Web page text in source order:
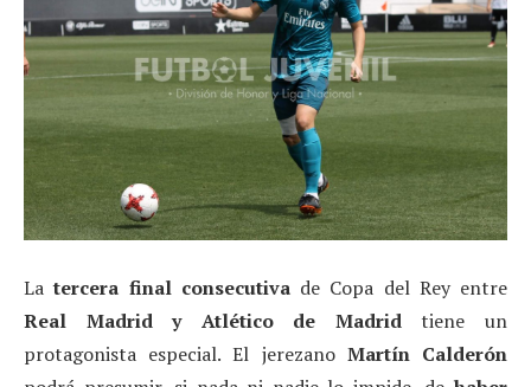
Latercera final consecutiva de Copa del Rey entre
Real Madrid y Atlético de Madridtiene un
protagonista especial. El jerezano Martín Calderón